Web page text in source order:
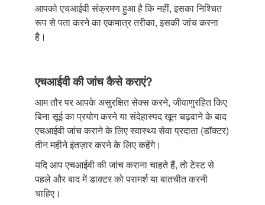
आपको एचआईवी संक्रमण हुआ है कि नहीं, इसका निश्चित
रूप से पता करने का एकमात्र तरीका, इसकी जांच करना
है।
एचआईवी की जांच कैसे कराएं?
आम तौर पर आपके असुरक्षित सेक्स करने, जीवाणुरहित किए
बिना सूई का प्रयोग करने या संदेहास्पद खून चढ़वाने के बाद
एचआईवी जांच कराने के लिए स्वास्थ्य सेवा प्रदाता (डॉक्टर)
तीन महीने इंतज़ार करने के लिए कहेंगे।
यदि आप एचआईवी की जांच कराना चाहते हैं, तो टेस्ट से
पहले और बाद में डाक्टर को परामर्श या बातचीत करनी
चाहिए।